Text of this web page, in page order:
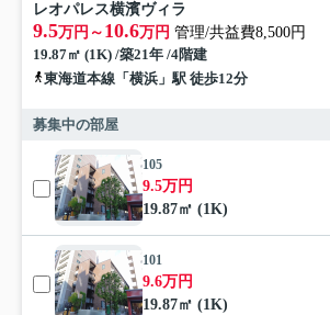
レオパレス横濱ヴィラ
9.5万円～ 10.6万円 管理/共益費8,500円
19.87㎡ (1K) /築21年 /4階建
東海道本線「横浜」駅 徒歩12分
募集中の部屋
105
9.5万円
19.87㎡ (1K)
101
9.6万円
19.87㎡ (1K)